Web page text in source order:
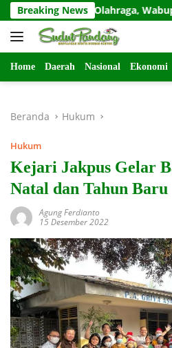
Langsung
ke
konten
Breaking News
Olahraga, Wabup Asahan
Home Daerah Nasional Ekonomi
Beranda Hukum
Hukum
Kejari Jakpus Gelar
Natal dan Tahun Baru
Agung Ferdianto
15 Desember 2022